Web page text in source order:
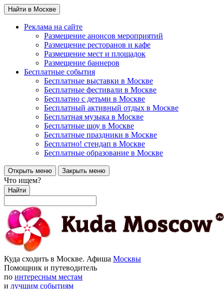
Найти в Москве
Реклама на сайте
Размещение анонсов мероприятий
Размещение ресторанов и кафе
Размещение мест и площадок
Размещение баннеров
Бесплатные события
Бесплатные выставки в Москве
Бесплатные фестивали в Москве
Бесплатно с детьми в Москве
Бесплатный активный отдых в Москве
Бесплатная музыка в Москве
Бесплатные шоу в Москве
Бесплатные праздники в Москве
Бесплатно! стендап в Москве
Бесплатные образование в Москве
Открыть меню Закрыть меню
Что ищем?
Найти
Куда сходить в Москве. Афиша Москвы
Помощник и путеводитель
по интересным местам
и лучшим событиям